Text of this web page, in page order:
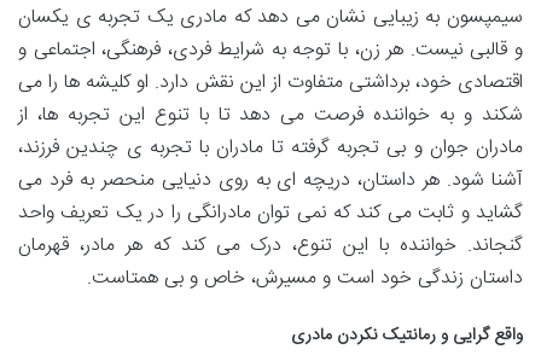
سیمپسون به زیبایی نشان می دهد که مادری یک تجربه ی یکسان
و قالبی نیست. هر زن، با توجه به شرایط فردی، فرهنگی، اجتماعی و
اقتصادی خود، برداشتی متفاوت از این نقش دارد. او کلیشه ها را می
شکند و به خواننده فرصت می دهد تا با تنوع این تجربه ها، از
مادران جوان و بی تجربه گرفته تا مادران با تجربه ی چندین فرزند،
آشنا شود. هر داستان، دریچه ای به روی دنیایی منحصر به فرد می
گشاید و ثابت می کند که نمی توان مادرانگی را در یک تعریف واحد
گنجاند. خواننده با این تنوع، درک می کند که هر مادر، قهرمان
داستان زندگی خود است و مسیرش، خاص و بی همتاست.
واقع گرایی و رمانتیک نکردن مادری